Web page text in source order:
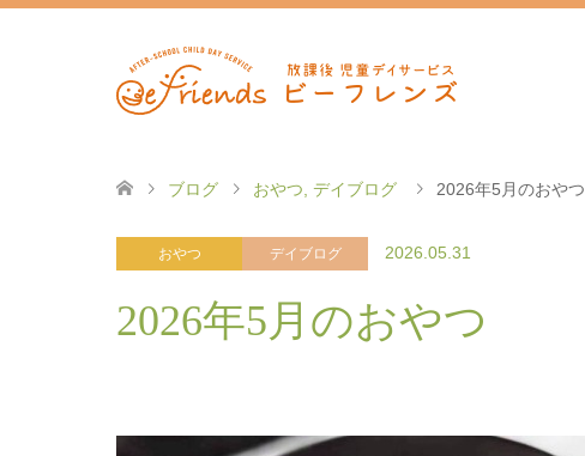
ブログ おやつ デイブログ 2026年5月のおやつ
おやつ デイブログ 2026.05.31
2026年5月のおやつ